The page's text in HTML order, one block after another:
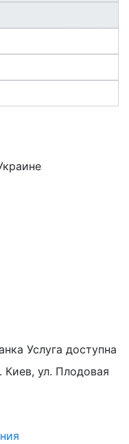
Услуга доступна
Киев, ул. Плодовая